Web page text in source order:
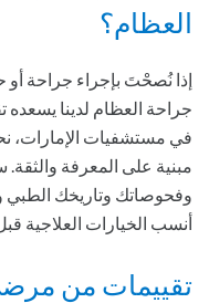
العظام؟
إذا نُصحْتَ بإجراء جراحة
جراحة العظام لدينا
في مستشفيات الإمارات،
مبنية على المعرفة
وفحوصاتك وتاريخك
أنسب الخيارات العلاجية
تقييمات من